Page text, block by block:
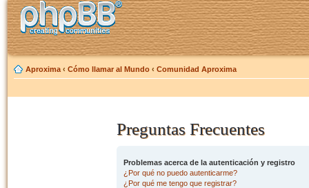
Aproxima ‹ Cómo llamar al Mundo ‹ Comunidad Aproxima
Preguntas Frecuentes
Problemas acerca de la autenticación y registro
¿Por qué no puedo autenticarme?
¿Por qué me tengo que registrar?